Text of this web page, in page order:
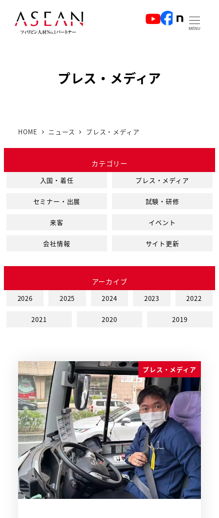
動
MENU
プレス・メディア
HOME ニュース プレス・メディア
カテゴリー
入国・着任 プレス・メディア
セミナー・出展 試験・研修
来客 イベント
会社情報 サイト更新
アーカイブ
2026 2025 2024 2023 2022
2021 2020 2019
プレス・メディア